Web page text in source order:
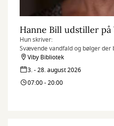
Hun skriver:
Svævende vandfald og bølger
surrealistiske fantasilandskaber,
mig symboliserer de: kærlighed,
naturen, livskraft og lyd. Ofte er
menneske-/dyrelignende
Viby Bibliotek
3. - 28. august 2026
07:00 - 20:00